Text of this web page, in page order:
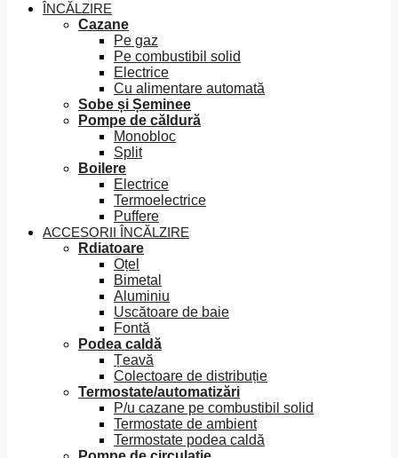
ÎNCĂLZIRE
Cazane
Pe gaz
Pe combustibil solid
Electrice
Cu alimentare automată
Sobe și Șeminee
Pompe de căldură
Monobloc
Split
Boilere
Electrice
Termoelectrice
Puffere
ACCESORII ÎNCĂLZIRE
Rdiatoare
Oțel
Bimetal
Aluminiu
Uscătoare de baie
Fontă
Podea caldă
Țeavă
Colectoare de distribuție
Termostate/automatizări
P/u cazane pe combustibil solid
Termostate de ambient
Termostate podea caldă